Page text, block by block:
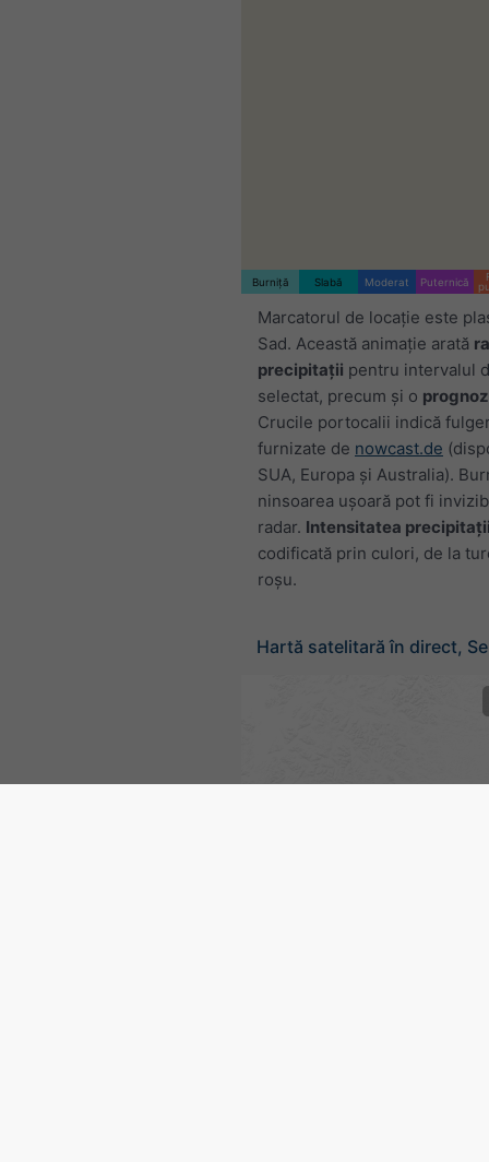
Burniță Slabă Moderat Puternică
Marcatorul de locație este
Sad. Această animație arată
precipitații pentru intervalul
selectat, precum și o
Crucile portocalii indică
furnizate de nowcast.de
SUA, Europa și Australia).
ninsoarea ușoară pot fi
radar. Intensitatea
codificată prin culori, de la
roșu.
Hartă satelitară în direct,